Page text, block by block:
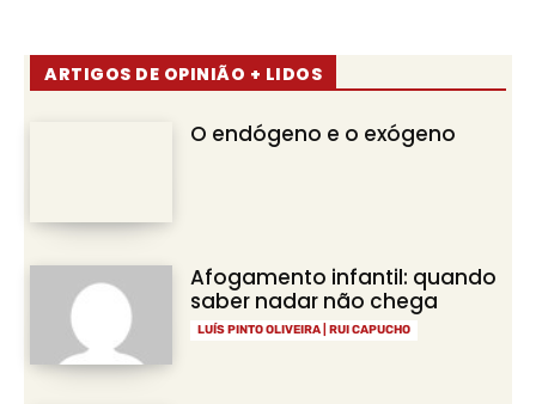
ARTIGOS DE OPINIÃO + LIDOS
O endógeno e o exógeno
Afogamento infantil: quando
saber nadar não chega
LUÍS PINTO OLIVEIRA | RUI CAPUCHO